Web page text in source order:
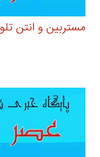
مستربین و انتن